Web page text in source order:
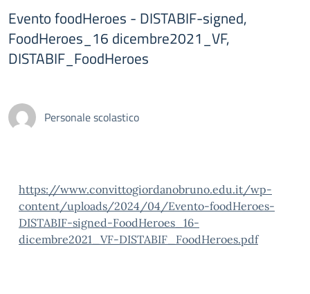
Evento foodHeroes - DISTABIF-signed,
FoodHeroes_16 dicembre2021_VF,
DISTABIF_FoodHeroes
Personale scolastico
https://www.convittogiordanobruno.edu.it/wp-
content/uploads/2024/04/Evento-foodHeroes-
DISTABIF-signed-FoodHeroes_16-
dicembre2021_VF-DISTABIF_FoodHeroes.pdf